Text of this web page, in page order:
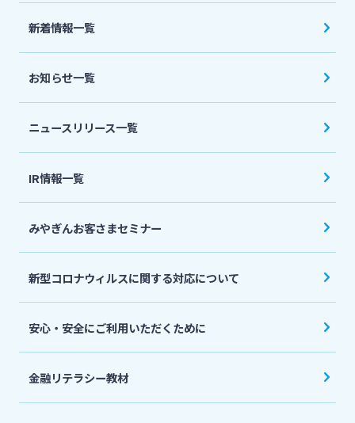
法人・個人事業主のお客さま
宮崎銀行について
ニュースリリース一覧
採用情報
お問い合わせ先一覧
新着情報一覧
お知らせ一覧
ニュースリリース一覧
IR情報一覧
みやぎんお客さまセミナー
新型コロナウィルスに関する対応について
安心・安全にご利用いただくために
金融リテラシー教材